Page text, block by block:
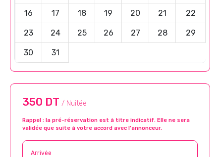
16 17 18 19 20 21 22
23 24 25 26 27 28 29
30 31
350 DT / Nuitée
Rappel : la pré-réservation est à titre indicatif. Elle ne sera
validée que suite à votre accord avec l’annonceur.
Arrivée